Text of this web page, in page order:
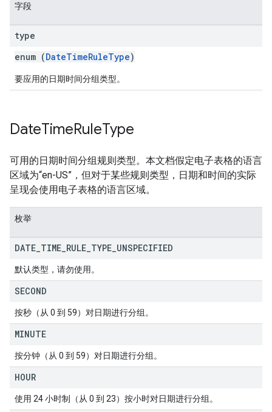
字段
type
enum (DateTimeRuleType)
要应用的日期时间分组类型。
DateTimeRuleType
可用的日期时间分组规则类型。本文档假定电子表格的语言
区域为“en-US”，但对于某些规则类型，日期和时间的实际
呈现会使用电子表格的语言区域。
枚举
DATE TIME RULE TYPE UNSPECIFIED
默认类型，请勿使用。
SECOND
按秒（从 0 到 59）对日期进行分组。
MINUTE
按分钟（从 0 到 59）对日期进行分组。
HOUR
使用 24 小时制（从 0 到 23）按小时对日期进行分组。